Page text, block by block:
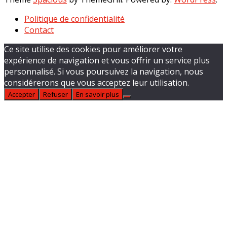
Politique de confidentialité
Contact
Ce site utilise des cookies pour améliorer votre
expérience de navigation et vous offrir un service plus
personnalisé. Si vous poursuivez la navigation, nous
considérerons que vous acceptez leur utilisation.
Accepter Refuser En savoir plus